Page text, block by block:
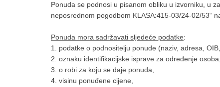
Ponuda se podnosi u pisanom obliku u izvorniku, u
neposrednom pogodbom KLASA:415-03/24-02/53“
Ponuda mora sadržavati sljedeće podatke:
1. podatke o podnositelju ponude (naziv, adresa,
2. oznaku identifikacijske isprave za određenje osoba,
3. o robi za koju se daje ponuda,
4. visinu ponuđene cijene,